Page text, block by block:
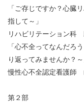
「ご存じですか？心臓
指して～」
リハビリテーション
「心不全ってなんだろ
り返ってみませんか？～
慢性心不全認定看護
第２部